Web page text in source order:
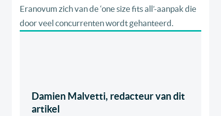
Eranovum zich van de ‘one size fits all’-aanpak die
door veel concurrenten wordt gehanteerd.
Damien Malvetti, redacteur van dit
artikel